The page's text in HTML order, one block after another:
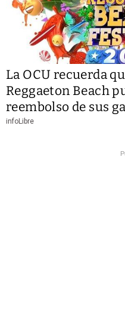
La OCU recuerda
Reggaeton Beach
reembolso de sus
infoLibre